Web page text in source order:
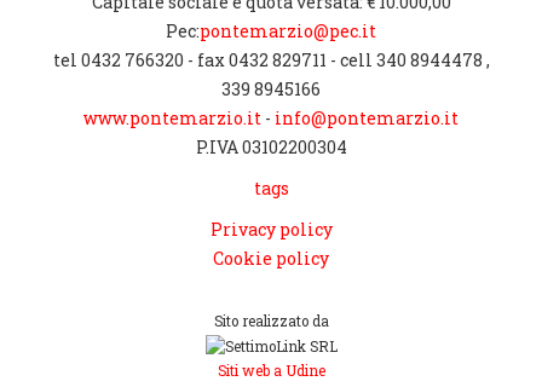
Pec:pontemarzio@pec.it
tel 0432 766320 - fax 0432 829711 - cell 340 8944478 ,
339 8945166
www.pontemarzio.it - info@pontemarzio.it
P.IVA 03102200304
tags
Privacy policy
Cookie policy
Sito realizzato da
Siti web a Udine